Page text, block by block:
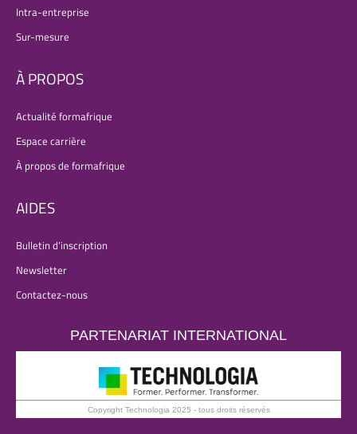
Intra-entreprise
Sur-mesure
À PROPOS
Actualité formafrique
Espace carrière
À propos de formafrique
AIDES
Bulletin d’inscription
Newsletter
Contactez-nous
PARTENARIAT INTERNATIONAL
Copyright Technologia 2025 - tous droits réservés